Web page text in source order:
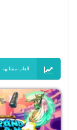
العاب مشابهه